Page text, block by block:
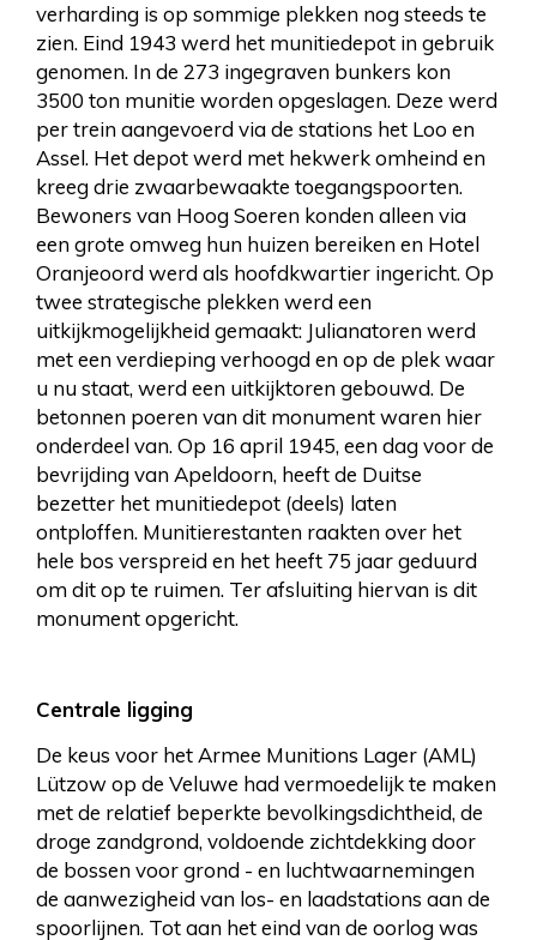
verharding is op sommige plekken nog steeds te
zien. Eind 1943 werd het munitiedepot in gebruik
genomen. In de 273 ingegraven bunkers kon
3500 ton munitie worden opgeslagen. Deze werd
per trein aangevoerd via de stations het Loo en
Assel. Het depot werd met hekwerk omheind en
kreeg drie zwaarbewaakte toegangspoorten.
Bewoners van Hoog Soeren konden alleen via
een grote omweg hun huizen bereiken en Hotel
Oranjeoord werd als hoofdkwartier ingericht. Op
twee strategische plekken werd een
uitkijkmogelijkheid gemaakt: Julianatoren werd
met een verdieping verhoogd en op de plek waar
u nu staat, werd een uitkijktoren gebouwd. De
betonnen poeren van dit monument waren hier
onderdeel van. Op 16 april 1945, een dag voor de
bevrijding van Apeldoorn, heeft de Duitse
bezetter het munitiedepot (deels) laten
ontploffen. Munitierestanten raakten over het
hele bos verspreid en het heeft 75 jaar geduurd
om dit op te ruimen. Ter afsluiting hiervan is dit
monument opgericht.
Centrale ligging
De keus voor het Armee Munitions Lager (AML)
Lützow op de Veluwe had vermoedelijk te maken
met de relatief beperkte bevolkingsdichtheid, de
droge zandgrond, voldoende zichtdekking door
de bossen voor grond - en luchtwaarnemingen
de aanwezigheid van los- en laadstations aan de
spoorlijnen. Tot aan het eind van de oorlog was